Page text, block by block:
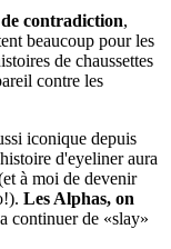
contradiction,
beaucoup pour les
de chaussettes
contre les
iconique depuis
d'eyeliner aura
à moi de devenir
Les Alphas, on
continuer de «slay»